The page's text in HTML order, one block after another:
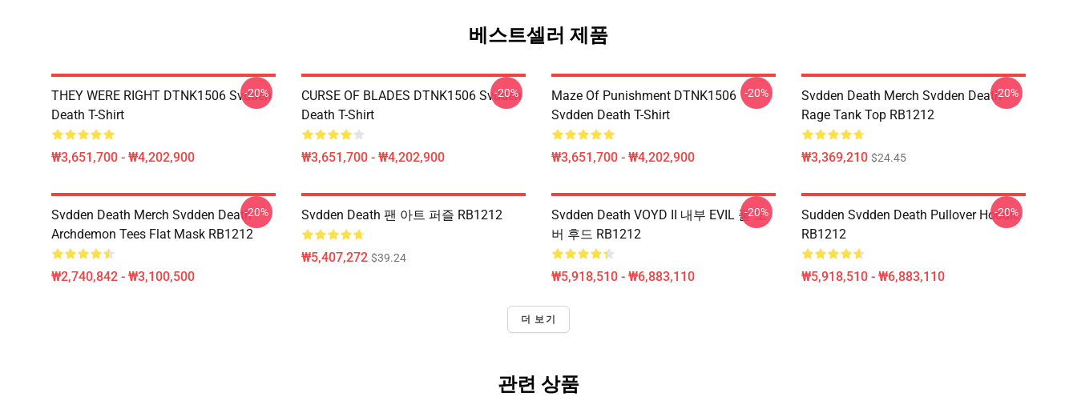
베스트셀러 제품
THEY WERE RIGHT DTNK1506 Svdden
Death T-Shirt
₩3,651,700 - ₩4,202,900
-20%
CURSE OF BLADES DTNK1506 Svdden
Death T-Shirt
₩3,651,700 - ₩4,202,900
-20%
Maze Of Punishment DTNK1506
Svdden Death T-Shirt
₩3,651,700 - ₩4,202,900
-20%
Svdden Death Merch Svdden Death
Rage Tank Top RB1212
₩3,369,210 $24.45
-20%
Svdden Death Merch Svdden Death
Archdemon Tees Flat Mask RB1212
₩2,740,842 - ₩3,100,500
-20% Svdden Death 팬 아트 퍼즐 RB1212
₩5,407,272 $39.24
Svdden Death VOYD II 내부 EVIL 풀 오
버 후드 RB1212
₩5,918,510 - ₩6,883,110
-20%
Sudden Svdden Death Pullover Hoodie
RB1212
₩5,918,510 - ₩6,883,110
-20%
더 보기
관련 상품